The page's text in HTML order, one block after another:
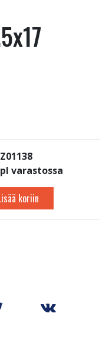
varastossa
koriin